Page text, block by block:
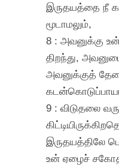
இருதயத்தை நீ
மூடாமலும்,
8 : அவனுக்கு
திறந்து,
அவனுக்குத்
9 : விடுதலை
இருதயத்திலே
உன் ஏழைச்